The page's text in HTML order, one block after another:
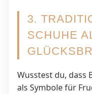
3.
SCHUHE
Wusstest du, dass
als Symbole für